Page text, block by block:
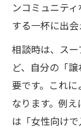
ンコミュニテ
する一杯に出会
相談時は、ス
ど、自分の「
要です。これ
なります。例
は「女性向け